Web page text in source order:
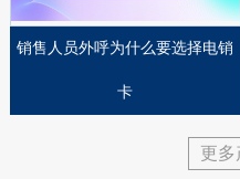
销售人员外呼为什么要选择电销
卡
更多